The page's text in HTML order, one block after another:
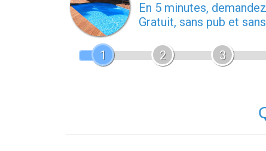
En 5 minutes, demandez
Gratuit, sans pub et
1 2 3